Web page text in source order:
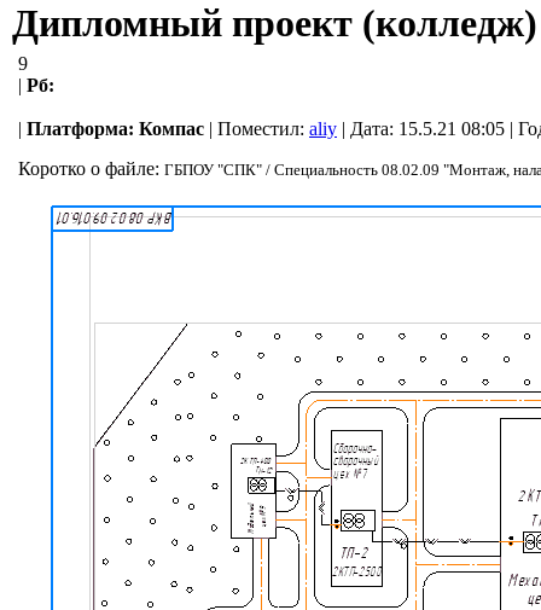
Дипломный проект (колледж)
9
| Рб:
| Платформа: Компас | Поместил: aliy | Дата: 15.5.21 08:05 |
Коротко о файле: ГБПОУ "СПК" / Специальность 08.02.09 "Монтаж,